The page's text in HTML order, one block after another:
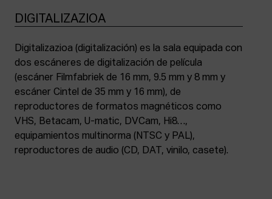
DIGITALIZAZIOA
Digitalizazioa (digitalización) es la sala equipada con
dos escáneres de digitalización de película
(escáner Filmfabriek de 16 mm, 9.5 mm y 8 mm y
escáner Cintel de 35 mm y 16 mm), de
reproductores de formatos magnéticos como
VHS, Betacam, U-matic, DVCam, Hi8…,
equipamientos multinorma (NTSC y PAL),
reproductores de audio (CD, DAT, vinilo, casete).